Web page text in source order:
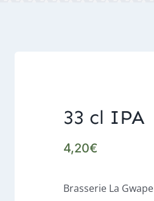
33 cl IPA
4,20€
Brasserie La Gwape